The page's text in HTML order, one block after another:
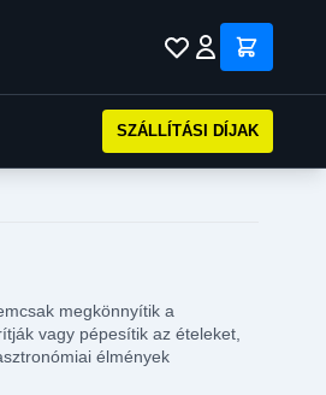
SZÁLLÍTÁSI DÍJAK
megkönnyítik a
vagy pépesítik az ételeket,
élmények